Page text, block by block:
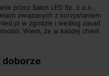
przez Salon LED Sp. z o.o.,
związanych z korzystaniem
w zgodzie i według zasad
Wiem, że w każdej chwili
doborze